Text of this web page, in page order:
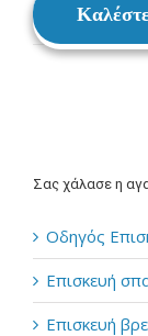
Σας χάλασε η
Οδηγός
Επισκευή
Επισκευή